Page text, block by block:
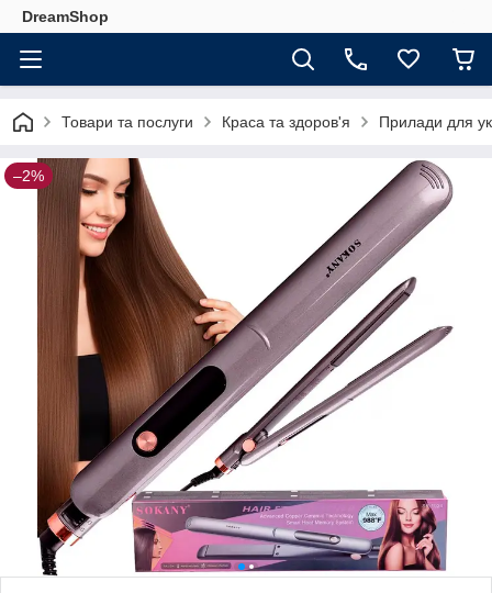
DreamShop
Товари та послуги Краса та здоров'я Прилади для
–2%